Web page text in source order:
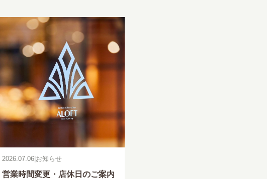
2026.07.06|お知らせ
営業時間変更・店休日のご案内